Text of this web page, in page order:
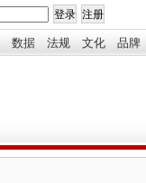
数据 法规 文化 品牌